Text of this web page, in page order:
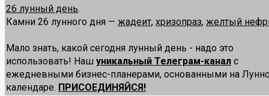
26 лунный день.
Камни 26 лунного дня — жадеит, хризопраз, желтый
Мало знать, какой сегодня лунный день - надо это
использовать! Наш уникальный Телеграм-канал с
ежедневными бизнес-планерами, основанными на
календаре. ПРИСОЕДИНЯЙСЯ!